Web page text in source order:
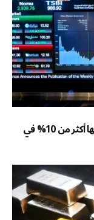
«عكاظ» ترصد.. 18 شركة مدرجة قفزت أسهمها أكثر من 10% في